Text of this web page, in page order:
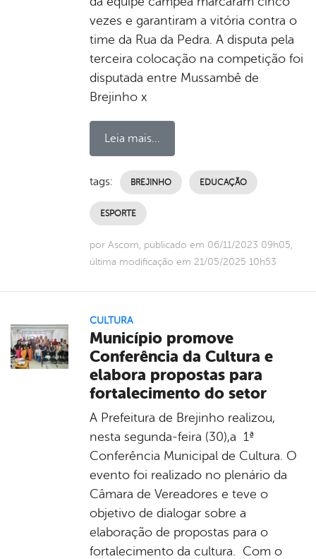
vezes e garantiram a vitória contra o
time da Rua da Pedra. A disputa pela
terceira colocação na competição foi
disputada entre Mussambê de
Brejinho x
Leia mais...
tags: BREJINHO EDUCAÇÃO
ESPORTE
por Ascom, publicado em 06/11/2023 09h05,
última modificação em 21/05/2025 10h53
CULTURA
Município promove
Conferência da Cultura e
elabora propostas para
fortalecimento do setor
A Prefeitura de Brejinho realizou,
nesta segunda-feira (30),a 1ª
Conferência Municipal de Cultura. O
evento foi realizado no plenário da
Câmara de Vereadores e teve o
objetivo de dialogar sobre a
elaboração de propostas para o
fortalecimento da cultura. Com o